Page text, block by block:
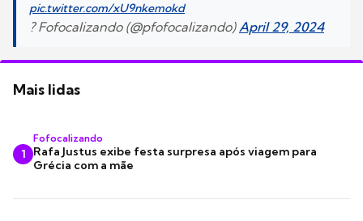
pic.twitter.com/xU9nkemokd
? Fofocalizando (@pfofocalizando)April 29, 2024
Mais lidas
1
Fofocalizando
Rafa Justus exibe festa surpresa após viagem para
Grécia com a mãe